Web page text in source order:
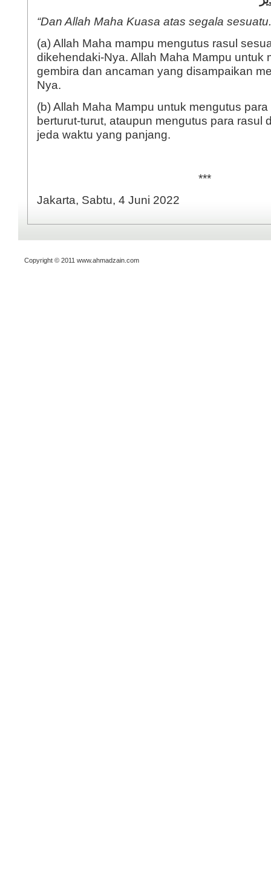
“Dan Allah Maha Kuasa atas segala
(a) Allah Maha mampu mengutus rasul
dikehendaki-Nya. Allah Maha Mampu untuk
gembira dan ancaman yang disampaikan
Nya.
(b) Allah Maha Mampu untuk mengutus
berturut-turut, ataupun mengutus para rasul
jeda waktu yang panjang.
***
Jakarta, Sabtu, 4 Juni 2022
Copyright © 2011 www.ahmadzain.com